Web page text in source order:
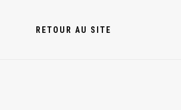
RETOUR AU SITE